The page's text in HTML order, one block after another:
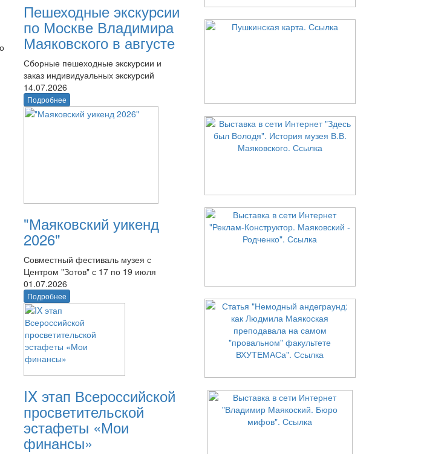
Пешеходные экскурсии
по Москве Владимира
Маяковского в августе
Сборные пешеходные экскурсии и
заказ индивидуальных экскурсий
14.07.2026
Подробнее
"Маяковский уикенд
2026"
Совместный фестиваль музея с
Центром "Зотов" с 17 по 19 июля
01.07.2026
Подробнее
IX этап Всероссийской
просветительской
эстафеты «Мои
финансы»